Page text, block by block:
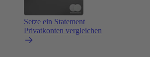
Setze ein Statement
Privatkonten vergleichen